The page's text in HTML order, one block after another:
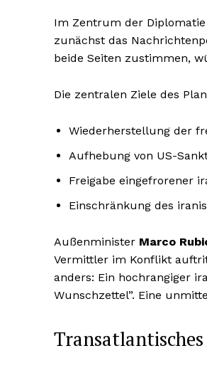
Im Zentrum der
zunächst das
beide Seiten zustimmen,
Die zentralen Ziele des
Wiederherstellung der
Aufhebung von US-
Freigabe eingefrorener
Einschränkung des
Außenminister Marco
Vermittler im Konflikt
anders: Ein hochrangiger
Wunschzettel”. Eine